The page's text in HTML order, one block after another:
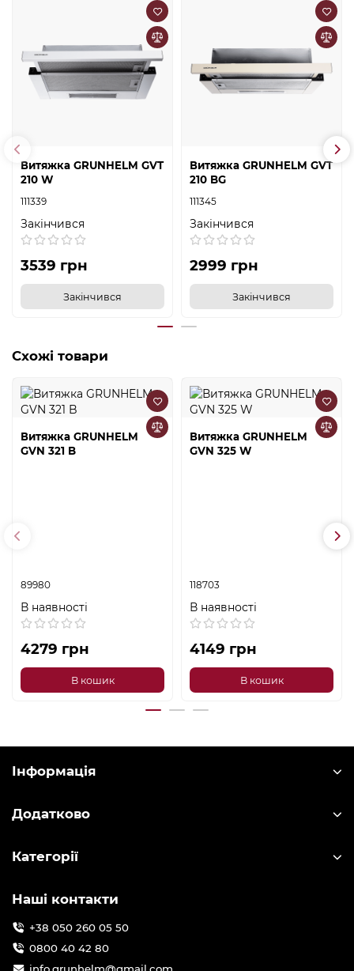
Витяжка GRUNHELM GVT
210 W
111339
Закінчився
3539 грн
Закінчився
Витяжка GRUNHELM GVT
210 BG
111345
Закінчився
2999 грн
Закінчився
Схожі товари
Витяжка GRUNHELM
GVN 321 B
89980
В наявності
4279 грн
В кошик
Витяжка GRUNHELM
GVN 325 W
118703
В наявності
4149 грн
В кошик
Інформація
Додатково
Категорії
Наші контакти
+38 050 260 05 50
0800 40 42 80